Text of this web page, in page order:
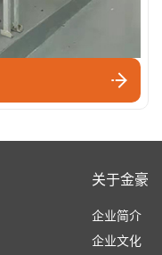
关于金豪
企业简介
企业文化